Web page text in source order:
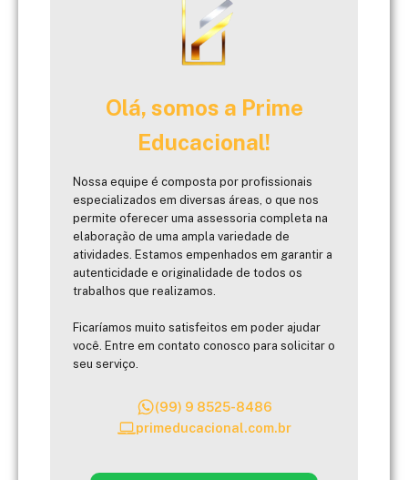
Olá, somos a Prime
Educacional!
Nossa equipe é composta por profissionais
especializados em diversas áreas, o que nos
permite oferecer uma assessoria completa na
elaboração de uma ampla variedade de
atividades. Estamos empenhados em garantir a
autenticidade e originalidade de todos os
trabalhos que realizamos.
Ficaríamos muito satisfeitos em poder ajudar
você. Entre em contato conosco para solicitar o
seu serviço.
(99) 9 8525-8486
primeducacional.com.br